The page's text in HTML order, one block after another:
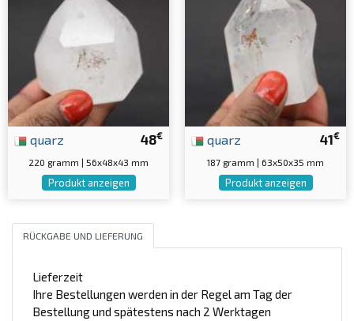
48€
quarz
220 gramm | 56x48x43 mm
Produkt anzeigen
41€
quarz
187 gramm | 63x50x35 mm
Produkt anzeigen
RÜCKGABE UND LIEFERUNG
Lieferzeit
Ihre Bestellungen werden in der Regel am Tag der
Bestellung und spätestens nach 2 Werktagen